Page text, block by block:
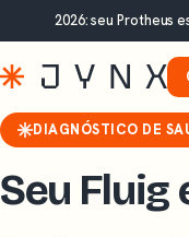
2026: seu Protheus
DIAGNÓSTICO DE
Seu Fluig